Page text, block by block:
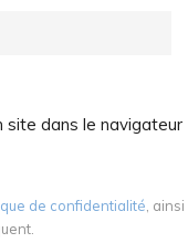
site dans le navigateur
de confidentialité , ainsi